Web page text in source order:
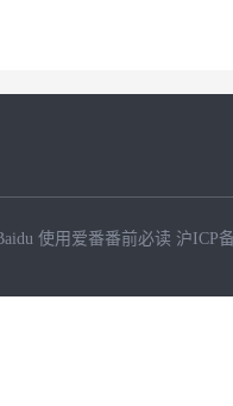
使用爱番番前必读 沪ICP